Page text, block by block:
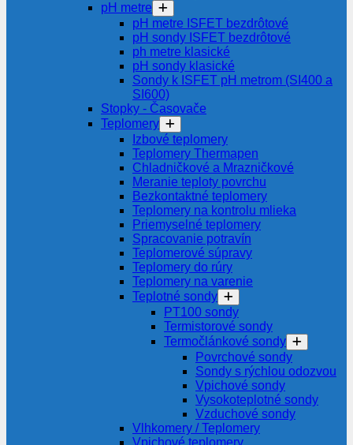
pH metre
pH metre ISFET bezdrôtové
pH sondy ISFET bezdrôtové
ph metre klasické
pH sondy klasické
Sondy k ISFET pH metrom (SI400 a
SI600)
Stopky - Časovače
Teplomery
Izbové teplomery
Teplomery Thermapen
Chladničkové a Mrazničkové
Meranie teploty povrchu
Bezkontaktné teplomery
Teplomery na kontrolu mlieka
Priemyselné teplomery
Spracovanie potravín
Teplomerové súpravy
Teplomery do rúry
Teplomery na varenie
Teplotné sondy
PT100 sondy
Termistorové sondy
Termočlánkové sondy
Povrchové sondy
Sondy s rýchlou odozvou
Vpichové sondy
Vysokoteplotné sondy
Vzduchové sondy
Vlhkomery / Teplomery
Vpichové teplomery